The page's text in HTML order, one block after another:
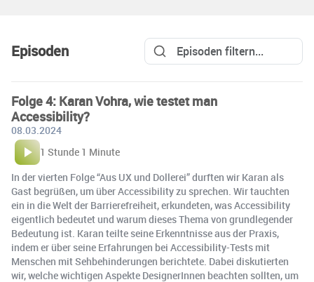
Episoden
Folge 4: Karan Vohra, wie testet man
Accessibility?
08.03.2024
1 Stunde 1 Minute
In der vierten Folge “Aus UX und Dollerei” durften wir Karan als
Gast begrüßen, um über Accessibility zu sprechen. Wir tauchten
ein in die Welt der Barrierefreiheit, erkundeten, was Accessibility
eigentlich bedeutet und warum dieses Thema von grundlegender
Bedeutung ist. Karan teilte seine Erkenntnisse aus der Praxis,
indem er über seine Erfahrungen bei Accessibility-Tests mit
Menschen mit Sehbehinderungen berichtete. Dabei diskutierten
wir, welche wichtigen Aspekte DesignerInnen beachten sollten, um